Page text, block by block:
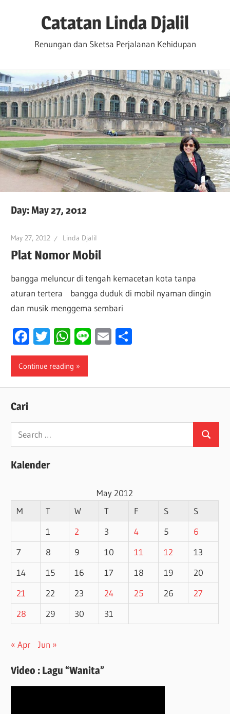
Catatan Linda Djalil
Renungan dan Sketsa Perjalanan Kehidupan
Day:May 27, 2012
May 27, 2012 Linda Djalil
Plat Nomor Mobil
bangga meluncur di tengah kemacetan kota tanpa
aturan tertera bangga duduk di mobil nyaman dingin
dan musik menggema sembari
Facebook
Twitter
WhatsApp
LineEmail
Continue reading
Cari
Search
for:
Search
Kalender
May 2012
M
T W T F S
S
1
2 3 4 5
6
7
8 9 10 11 12
13
14
15 16 17 18 19
20
21
22 23 24 25 26
27
28
29 30 31
« Apr Jun »
Video : Lagu “Wanita”